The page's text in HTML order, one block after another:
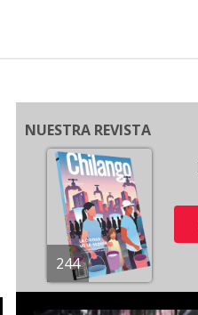
NUESTRA REVISTA
244